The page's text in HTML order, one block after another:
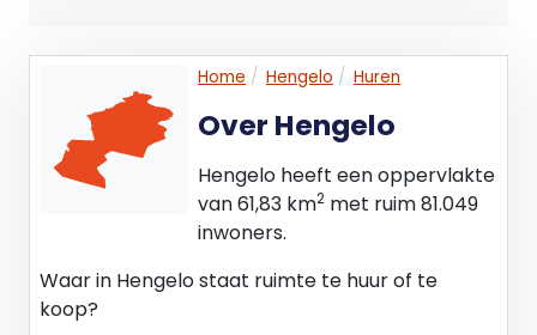
In het gebouw zijn aanwezig:
- Representatieve en open entree met bemande
receptie;
- koffiebar;
- ruim terras;
- restaurant / lunchfaciliteit;
- 4 gezamenlijke liften.
- Individuele douche en kleedgelegenheden (voor
Home Hengelo Huren
Over Hengelo
Hengelo heeft een oppervlakte
van 61,83 km2 met ruim 81.049
inwoners.
Waar in Hengelo staat ruimte te huur of te
koop?